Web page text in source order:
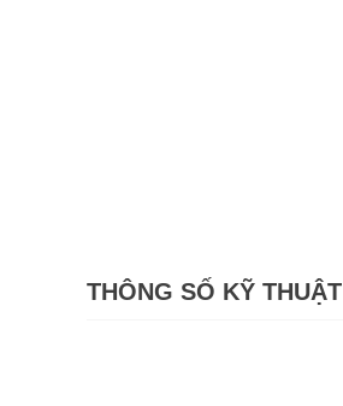
THÔNG SỐ KỸ THUẬT